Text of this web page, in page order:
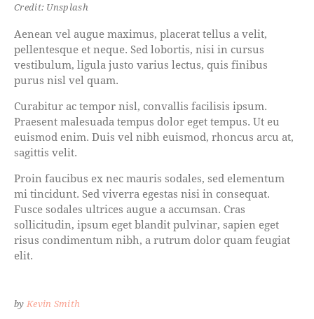
Credit: Unsplash
Aenean vel augue maximus, placerat tellus a velit,
pellentesque et neque. Sed lobortis, nisi in cursus
vestibulum, ligula justo varius lectus, quis finibus
purus nisl vel quam.
Curabitur ac tempor nisl, convallis facilisis ipsum.
Praesent malesuada tempus dolor eget tempus. Ut eu
euismod enim. Duis vel nibh euismod, rhoncus arcu at,
sagittis velit.
Proin faucibus ex nec mauris sodales, sed elementum
mi tincidunt. Sed viverra egestas nisi in consequat.
Fusce sodales ultrices augue a accumsan. Cras
sollicitudin, ipsum eget blandit pulvinar, sapien eget
risus condimentum nibh, a rutrum dolor quam feugiat
elit.
by Kevin Smith